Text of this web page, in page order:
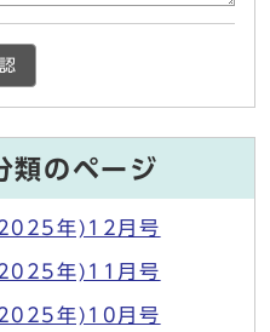
類のページ
年)12月号
年)11月号
年)10月号